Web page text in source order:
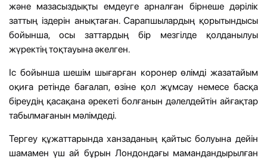
және мазасыздықты емдеуге арналған бірнеше дәрілік
заттың іздерін анықтаған. Сарапшылардың қорытындысы
бойынша, осы заттардың бір мезгілде қолданылуы
жүректің тоқтауына әкелген.
Іс бойынша шешім шығарған коронер өлімді жазатайым
оқиға ретінде бағалап, өзіне қол жұмсау немесе басқа
біреудің қасақана әрекеті болғанын дәлелдейтін айғақтар
табылмағанын мәлімдеді.
Тергеу құжаттарында ханзаданың қайтыс болуына дейін
шамамен үш ай бұрын Лондондағы мамандандырылған